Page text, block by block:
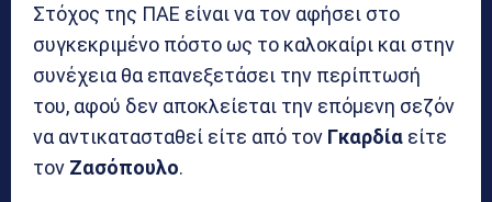
Στόχος της ΠΑΕ είναι να τον αφήσει στο
συγκεκριμένο πόστο ως το καλοκαίρι και στην
συνέχεια θα επανεξετάσει την περίπτωσή
του, αφού δεν αποκλείεται την επόμενη σεζόν
να αντικατασταθεί είτε από τον Γκαρδία είτε
τον Ζασόπουλο.